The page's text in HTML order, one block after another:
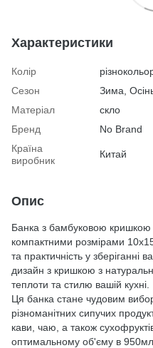
Характеристики
Колір
Сезон
Зима,
Матеріал
скло
Бренд
No Brand
Країна
виробник
Китай
Опис
Банка з бамбуковою
компактними розмірами
та практичність у зберіганні
дизайн з кришкою з
теплоти та стилю вашій кухні.
Ця банка стане чудовим
різноманітних сипучих
кави, чаю, а також
оптимальному об'єму в